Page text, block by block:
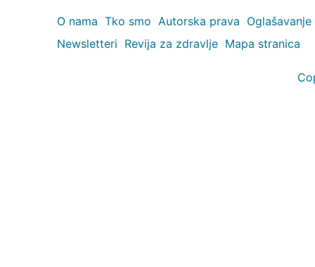
O nama Tko smo Autorska prava Oglašavanje
Newsletteri Revija za zdravlje Mapa stranica